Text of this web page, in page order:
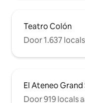
Teatro Colón
Door 1.637
El Ateneo
Door 919 locals